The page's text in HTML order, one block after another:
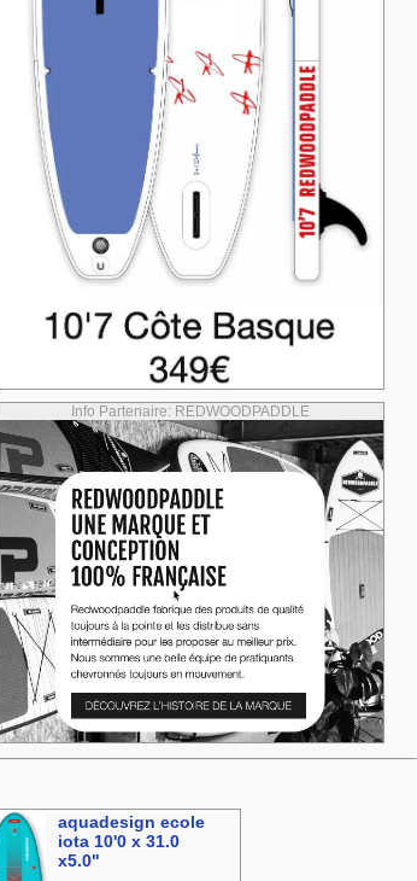
Info Partenaire: REDWOODPADDLE
aquadesign ecole
iota 10'0 x 31.0
x5.0"